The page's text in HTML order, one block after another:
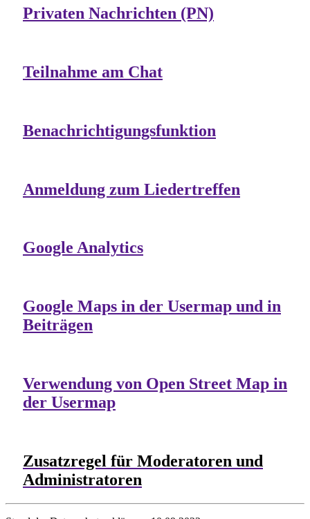
Privaten Nachrichten (PN)
Teilnahme am Chat
Benachrichtigungsfunktion
Anmeldung zum Liedertreffen
Google Analytics
Google Maps in der Usermap und in
Beiträgen
Verwendung von Open Street Map in
der Usermap
Zusatzregel für Moderatoren und
Administratoren